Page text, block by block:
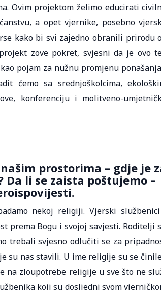
Ovim projektom želimo educirati
a opet vjernike, posebno
kako bi svi zajedno obranili prirodu
zove pokret, svjesni da je ovo
pojam za nužnu promjenu
ćemo sa srednjoškolcima,
konferenciju i molitveno-
prostorima – gdje je
li se zaista poštujemo –
nekoj religiji. Vjerski
prema Bogu i svojoj savjesti. Roditelji
trebali svjesno odlučiti se za
su nas stavili. U ime religije su se
na zloupotrebe religije u sve što ne
koji su dosljedni svom